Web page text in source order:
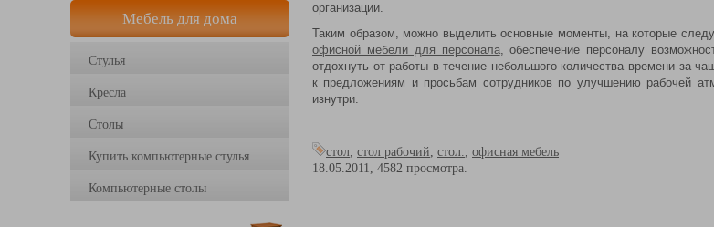
Мебель для дома
Стулья
Кресла
Столы
Купить компьютерные стулья
Компьютерные столы
организации.
Таким образом, можно выделить основные моменты, на которые
офисной мебели для персонала, обеспечение персоналу
отдохнуть от работы в течение небольшого количества времени за
к предложениям и просьбам сотрудников по улучшению рабочей
изнутри.
стол стол рабочий стол.
офисная мебель
18.05.2011, 4582 просмотра.